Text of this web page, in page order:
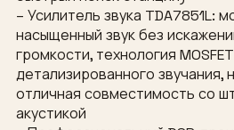
– Усилитель звука TDA7851L:
насыщенный звук без
громкости, технология
детализированного звучания,
отличная совместимость со
акустикой